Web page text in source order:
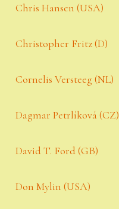
Chris Hansen (USA)
Christopher Fritz (D)
Cornelis Versteeg (NL)
Dagmar Petrlíková (CZ)
David T. Ford (GB)
Don Mylin (USA)